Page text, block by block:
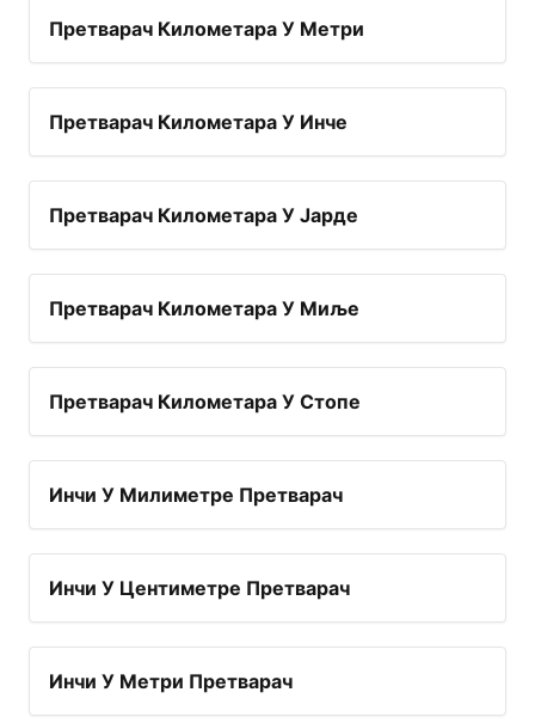
Претварач Километара У Метри
Претварач Километара У Инче
Претварач Километара У Јарде
Претварач Километара У Миље
Претварач Километара У Стопе
Инчи У Милиметре Претварач
Инчи У Центиметре Претварач
Инчи У Метри Претварач